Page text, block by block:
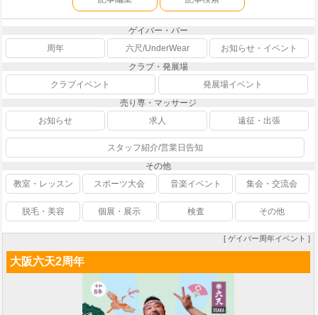
ゲイバー・バー
周年
六尺/UnderWear
お知らせ・イベント
クラブ・発展場
クラブイベント
発展場イベント
売り専・マッサージ
お知らせ
求人 遠征・出張
スタッフ紹介/営業日告知
その他
教室・レッスン
スポーツ大会 音楽イベント 集会・交流会
脱毛・美容 個展・展示 検査 その他
[ ゲイバー周年イベント ]
大阪六天2周年